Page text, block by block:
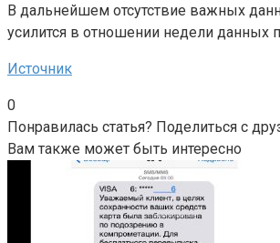
В дальнейшем отсутствие важных
усилится в отношении недели данных
Источник
0
Понравилась статья? Поделиться с
Вам также может быть интересно